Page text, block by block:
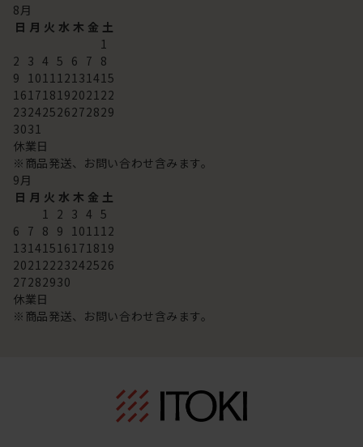
8 月
日 月 火 水 木 金 土
1
2 3 4 5 6 7 8
9
10 11 12 13 14 15
16 17 18 192021 22
23242526272829
3031
休業日
※商品発送、お問い合わせ含みます。
9 月
日 月 火 水 木 金 土
1
2 3 4 5
6 7 8 9 10 11 12
13 14 15 16 17 18 19
2021 2223242526
27282930
休業日
※商品発送、お問い合わせ含みます。